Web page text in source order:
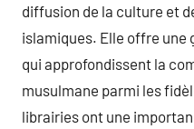
diffusion de la culture et
islamiques. Elle offre une
qui approfondissent la
musulmane parmi les
librairies ont une